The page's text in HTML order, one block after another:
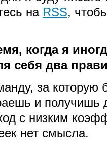
на RSS,
когда я
себя два
за которую
и получишь
с низким
нет смысла.